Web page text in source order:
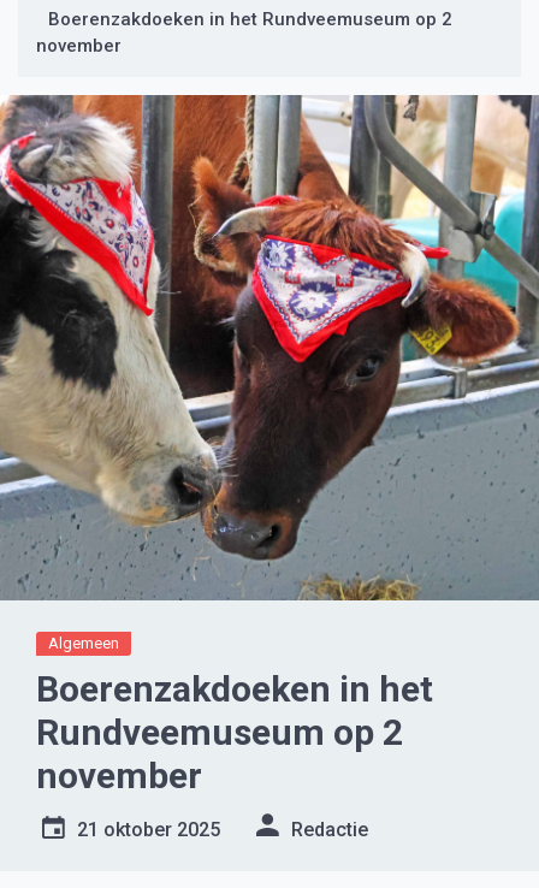
Boerenzakdoeken in het Rundveemuseum op 2
november
Algemeen
Boerenzakdoeken in het
Rundveemuseum op 2
november
21 oktober 2025 Redactie